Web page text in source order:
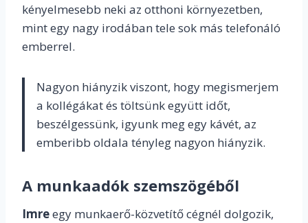
kényelmesebb neki az otthoni környezetben,
mint egy nagy irodában tele sok más telefonáló
emberrel.
Nagyon hiányzik viszont, hogy megismerjem
a kollégákat és töltsünk együtt időt,
beszélgessünk, igyunk meg egy kávét, az
emberibb oldala tényleg nagyon hiányzik.
A munkaadók szemszögéből
Imreegy munkaerő-közvetítő cégnél dolgozik,